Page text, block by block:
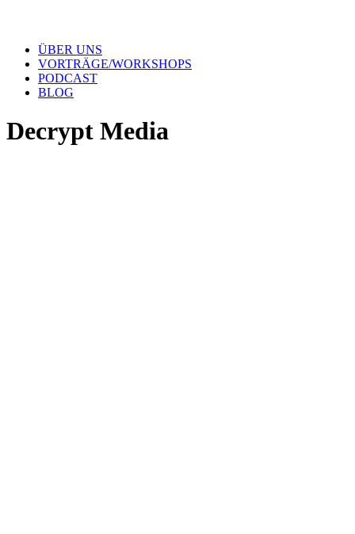
ÜBER UNS
VORTRÄGE/WORKSHOPS
PODCAST
BLOG
Decrypt Media